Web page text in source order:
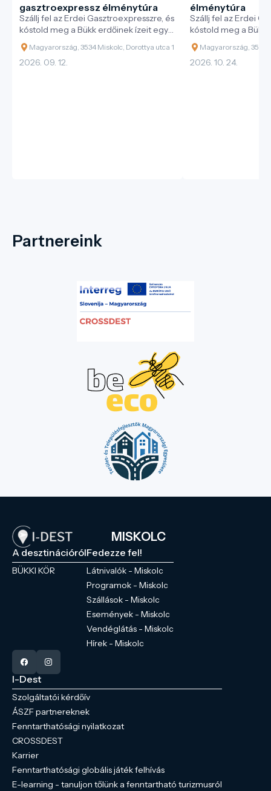
gasztroexpressz élménytúra
Szállj fel az Erdei Gasztroexpresszre, és
kóstold meg a Bükk erdőinek ízeit egy
különleges vonatos kaland során!
Magyarország, 3534 Miskolc, Dorottya utca 1
2026. 09. 12.
élménytúra
Szállj fel az Erdei
kóstold meg a Bükk
különleges vonatos
Magyarország, 3534
2026. 10. 24.
Partnereink
MISKOLC
A desztinációról
BÜKKI KÖR
Fedezze fel!
Látnivalók - Miskolc
Programok - Miskolc
Szállások - Miskolc
Események - Miskolc
Vendéglátás - Miskolc
Hírek - Miskolc
I-Dest
Szolgáltatói kérdőív
ÁSZF partnereknek
Fenntarthatósági nyilatkozat
CROSSDEST
Karrier
Fenntarthatósági globális játék felhívás
E-learning - tanuljon tőlünk a fenntartható turizmusról